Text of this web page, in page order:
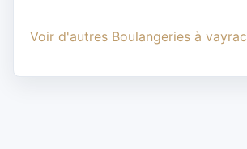
Voir d'autres Boulangeries à vayrac